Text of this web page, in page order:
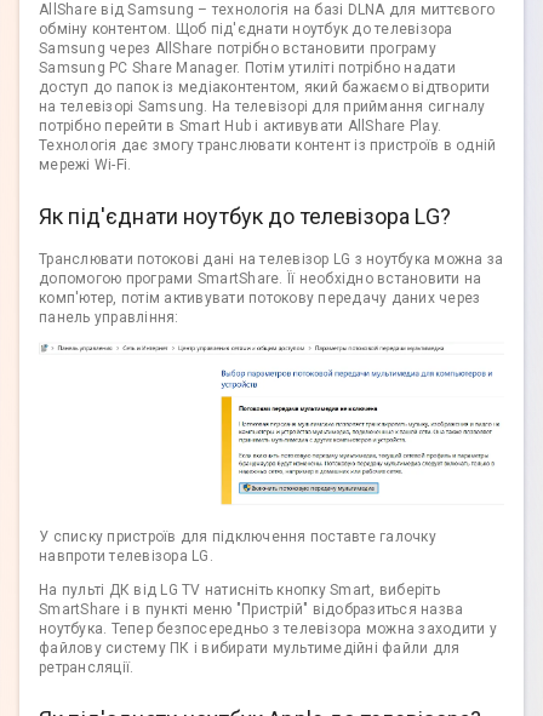
AllShare від Samsung – технологія на базі DLNA для миттєвого
обміну контентом. Щоб під'єднати ноутбук до телевізора
Samsung через AllShare потрібно встановити програму
Samsung PC Share Manager. Потім утиліті потрібно надати
доступ до папок із медіаконтентом, який бажаємо відтворити
на телевізорі Samsung. На телевізорі для приймання сигналу
потрібно перейти в Smart Hub і активувати AllShare Play.
Технологія дає змогу транслювати контент із пристроїв в одній
мережі Wi-Fi.
Як під'єднати ноутбук до телевізора LG?
Транслювати потокові дані на телевізор LG з ноутбука можна за
допомогою програми SmartShare. Її необхідно встановити на
комп'ютер, потім активувати потокову передачу даних через
панель управління:
У списку пристроїв для підключення поставте галочку
навпроти телевізора LG.
На пульті ДК від LG TV натисніть кнопку Smart, виберіть
SmartShare і в пункті меню "Пристрій" відобразиться назва
ноутбука. Тепер безпосередньо з телевізора можна заходити у
файлову систему ПК і вибирати мультимедійні файли для
ретрансляції.